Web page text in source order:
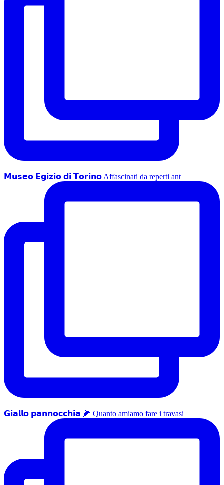
𝗠𝘂𝘀𝗲𝗼 𝗘𝗴𝗶𝘇𝗶𝗼 𝗱𝗶 𝗧𝗼𝗿𝗶𝗻𝗼 Affascinati da reperti ant
𝗚𝗶𝗮𝗹𝗹𝗼 𝗽𝗮𝗻𝗻𝗼𝗰𝗰𝗵𝗶𝗮 🌽 Quanto amiamo fare i travasi